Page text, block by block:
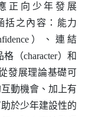
正向少年發展
括之內容：能力
）、連結
格（character）和
發展理論基礎可
動機會、加上有
於少年建設性的